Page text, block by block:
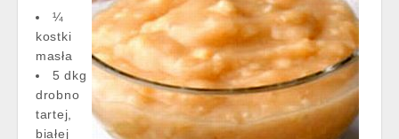
¼
kostki
masła
5 dkg
drobno
tartej,
białej